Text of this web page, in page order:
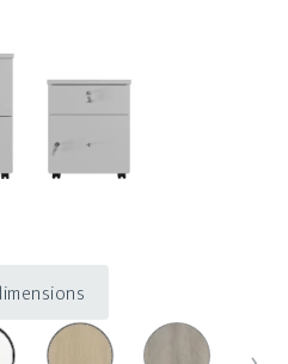
chene_431